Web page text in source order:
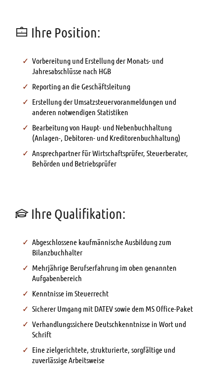
Ihre Position:
Vorbereitung und Erstellung der Monats- und
Jahresabschlüsse nach HGB
Reporting an die Geschäftsleitung
Erstellung der Umsatzsteuervoranmeldungen und
anderen notwendigen Statistiken
Bearbeitung von Haupt- und Nebenbuchhaltung
(Anlagen-, Debitoren- und Kreditorenbuchhaltung)
Ansprechpartner für Wirtschaftsprüfer, Steuerberater,
Behörden und Betriebsprüfer
Ihre Qualifikation:
Abgeschlossene kaufmännische Ausbildung zum
Bilanzbuchhalter
Mehrjährige Berufserfahrung im oben genannten
Aufgabenbereich
Kenntnisse im Steuerrecht
Sicherer Umgang mit DATEV sowie dem MS Office-Paket
Verhandlungssichere Deutschkenntnisse in Wort und
Schrift
Eine zielgerichtete, strukturierte, sorgfältige und
zuverlässige Arbeitsweise